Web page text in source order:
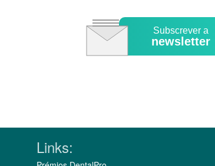
Subscrever a
newsletter
Links: